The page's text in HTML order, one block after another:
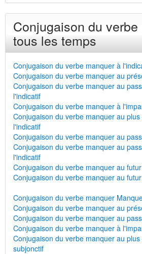
Conjugaison du
tous les temps
Conjugaison du verbe manquer à
Conjugaison du verbe manquer au
Conjugaison du verbe manquer au
l'indicatif
Conjugaison du verbe manquer à
Conjugaison du verbe manquer au
l'indicatif
Conjugaison du verbe manquer au
Conjugaison du verbe manquer au
l'indicatif
Conjugaison du verbe manquer au
Conjugaison du verbe manquer au
Conjugaison du verbe manquer
Conjugaison du verbe manquer au
Conjugaison du verbe manquer au
Conjugaison du verbe manquer à
Conjugaison du verbe manquer au
subjonctif